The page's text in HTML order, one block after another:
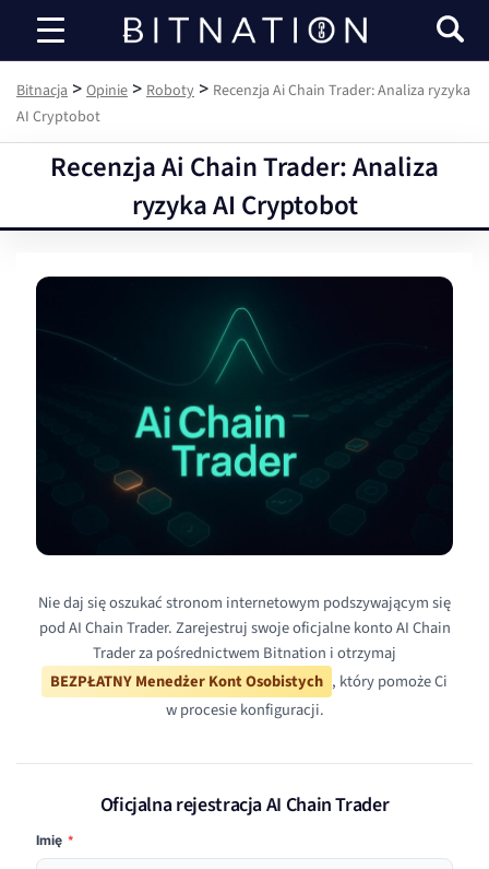
Bitnacja
Bitnacja > Opinie > Roboty > Recenzja Ai Chain Trader: Analiza ryzyka
AI Cryptobot
Recenzja Ai Chain Trader: Analiza
ryzyka AI Cryptobot
Nie daj się oszukać stronom internetowym podszywającym się
pod AI Chain Trader. Zarejestruj swoje oficjalne konto AI Chain
Trader za pośrednictwem Bitnation i otrzymaj
BEZPŁATNY Menedżer Kont Osobistych , który pomoże Ci
w procesie konfiguracji.
Oficjalna rejestracja AI Chain Trader
Imię *